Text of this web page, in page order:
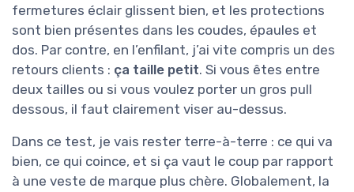
fermetures éclair glissent bien, et les protections
sont bien présentes dans les coudes, épaules et
dos. Par contre, en l’enfilant, j’ai vite compris un des
retours clients : ça taille petit. Si vous êtes entre
deux tailles ou si vous voulez porter un gros pull
dessous, il faut clairement viser au-dessus.
Dans ce test, je vais rester terre-à-terre : ce qui va
bien, ce qui coince, et si ça vaut le coup par rapport
à une veste de marque plus chère. Globalement, la